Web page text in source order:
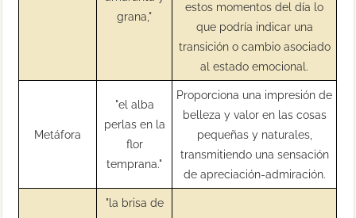
grana,"
estos momentos del día lo
que podría indicar una
transición o cambio asociado
al estado emocional.
Metáfora
"el alba
perlas en la
flor
temprana."
Proporciona una impresión de
belleza y valor en las cosas
pequeñas y naturales,
transmitiendo una sensación
de apreciación-admiración.
"la brisa de